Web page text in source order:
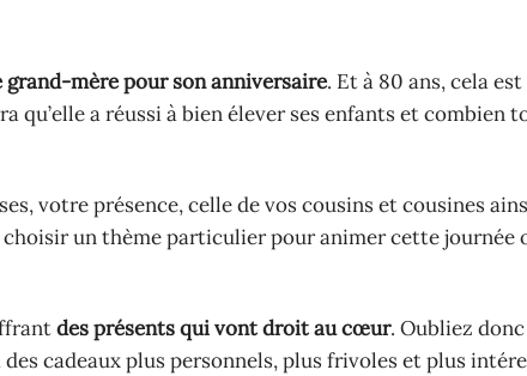
mère pour son anniversaire. Et à 80 ans, cela
qu’elle a réussi à bien élever ses enfants et combien
votre présence, celle de vos cousins et cousines
un thème particulier pour animer cette journée
des présents qui vont droit au cœur. Oubliez
cadeaux plus personnels, plus frivoles et plus